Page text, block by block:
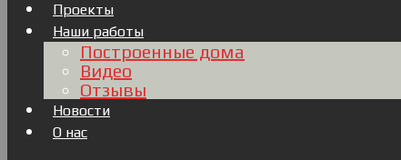
Проекты
Наши работы
Построенные дома
Видео
Отзывы
Новости
О нас